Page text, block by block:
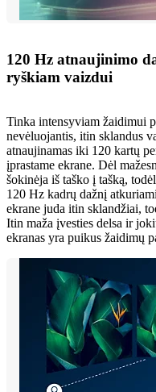
120 Hz atnaujinimo
ryškiam vaizdui
Tinka intensyviam žaidimui
nevėluojantis, itin sklandus
atnaujinamas iki 120 kartų
įprastame ekrane. Dėl
šokinėja iš taško į tašką,
120 Hz kadrų dažnį
ekrane juda itin sklandžiai,
Itin maža įvesties delsa ir
ekranas yra puikus žaidimų